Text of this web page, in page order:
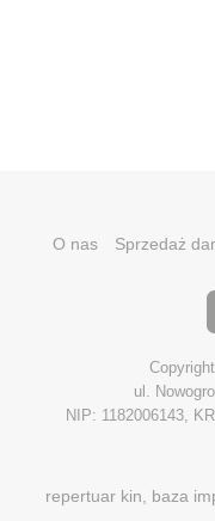
O nas Sprzedaż
ul.
NIP: 1182006143,
repertuar kin, baza